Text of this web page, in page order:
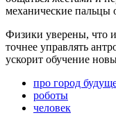
механические пальцы
Физики уверены, что
точнее управлять
ускорит обучение
про город
роботы
человек